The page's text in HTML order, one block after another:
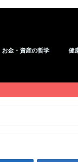
お金・資産の哲学 健